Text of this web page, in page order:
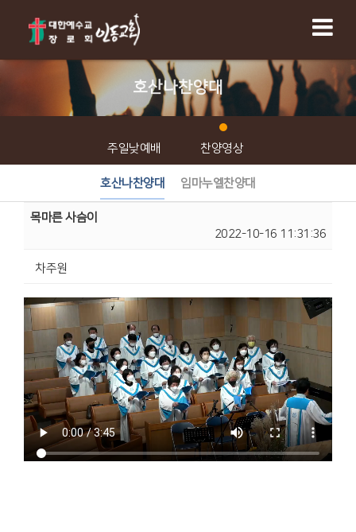
호산나찬양대
주일낮예배 찬양영상
호산나찬양대 임마누엘찬양대
목마른 사슴이
2022-10-16 11:31:36
차주원